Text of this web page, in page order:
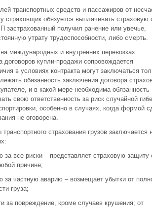
транспортных средств и пассажиров от
страховщик обязуется выплачивать страховую
застрахованный получил ранение или увечье,
утрату трудоспособности, либо смерть.
международных и внутренних перевозках.
купли-продажи сопровождается
в условиях контракта могут заключаться
обязанность заключения договора
и в какой мере необходима обязанность
свою ответственность за риск случайной
особенно в случаях, когда формой
не оговорена.
транспортного страхования грузов заключается
за все риски – представляет страховую защиту
причине;
за частную аварию – возмещает убытки от
груза;
за повреждение, кроме случаев крушения; от